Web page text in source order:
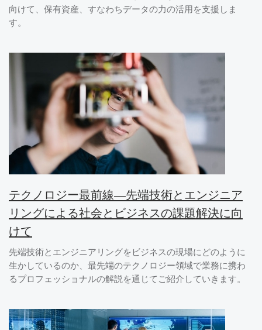
向けて、保有資産、すなわちデータの力の活用を支援しま
す。
テクノロジー最前線―先端技術とエンジニア
リングによる社会とビジネスの課題解決に向
けて
先端技術とエンジニアリングをビジネスの現場にどのように
生かしているのか、最先端のテクノロジー領域で業務に携わ
るプロフェッショナルの解説を通じてご紹介していきます。